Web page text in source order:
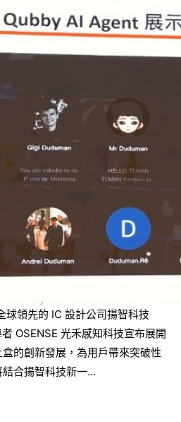
領先的 IC 設計公司揚智科技
OSENSE 光禾感知科技宣布展開
的創新發展，為用戶帶來突破性
合揚智科技新一...